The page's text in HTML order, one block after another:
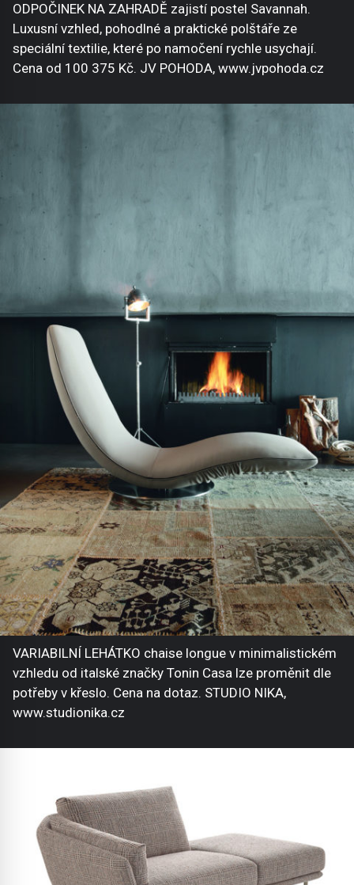
ODPOČINEK NA ZAHRADĚ zajistí postel Savannah.
Luxusní vzhled, pohodlné a praktické polštáře ze
speciální textilie, které po namočení rychle usychají.
Cena od 100 375 Kč. JV POHODA, www.jvpohoda.cz
VARIABILNÍ LEHÁTKO chaise longue v minimalistickém
vzhledu od italské značky Tonin Casa lze proměnit dle
potřeby v křeslo. Cena na dotaz. STUDIO NIKA,
www.studionika.cz